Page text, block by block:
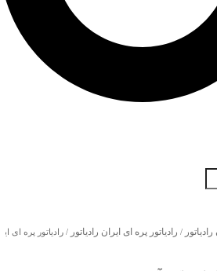
/ رادیاتور پره ای ایران رادیاتور / رادیاتور پره ای